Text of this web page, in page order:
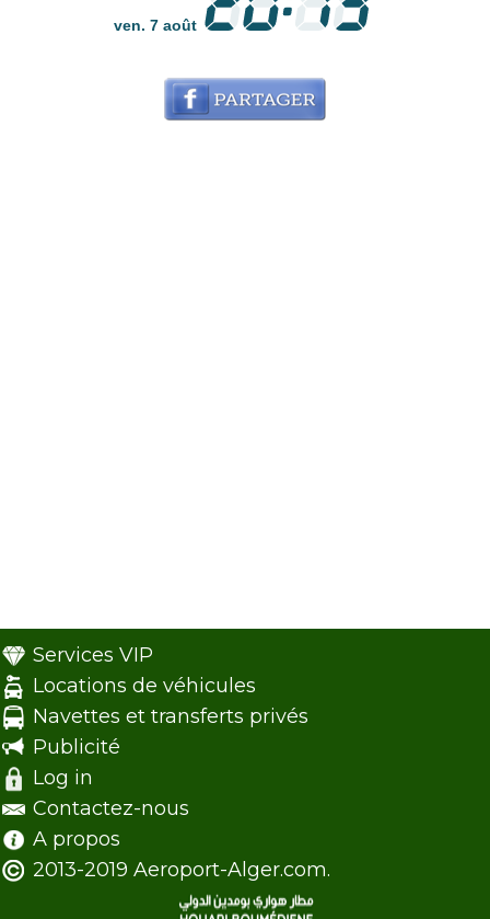
ven. 7 août
Services VIP
Locations de véhicules
Navettes et transferts privés
Publicité
Log in
Contactez-nous
A propos
2013-2019 Aeroport-Alger.com.